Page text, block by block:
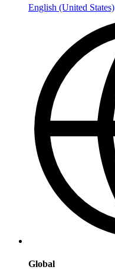
English (United States)
Global